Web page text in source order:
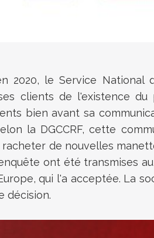
2020, le Service
clients de l'existence
bien avant sa
la DGCCRF, cette
de nouvelles
ont été transmises
qui l'a acceptée. La
décision.